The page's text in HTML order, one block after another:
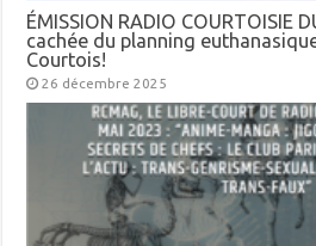
ÉMISSION RADIO COURTOISIE
cachée du planning
Courtois!
26 décembre 2025